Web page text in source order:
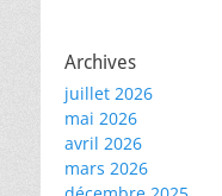
Archives
juillet 2026
mai 2026
avril 2026
mars 2026